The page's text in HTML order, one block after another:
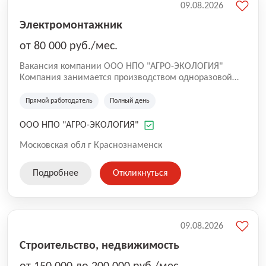
За последние годы по проектам, разработанным
лучших отечественных и зарубежных ноу-хау,
построен и введен в действие целый ряд
современных промышленных предприятий и
общественных зданий, успешно решена проблема
создания отечественных «чистых помещений» со
производства изделий электронной, авиационной,
Электромонтажник
от 80 000 руб./мес.
Вакансия компании ООО НПО "АГРО-ЭКОЛОГИЯ"
Компания занимается производством одноразовой
яичные лотки, лотки "Доширак", ланч-боксы, работает
пропуск в Краснознаменск не требуется.
Прямой работодатель Полный день
ООО НПО "АГРО-ЭКОЛОГИЯ"
Московская обл г Краснознаменск
09.08.2026
Подробнее Откликнуться
Строительство, недвижимость
09.08.2026